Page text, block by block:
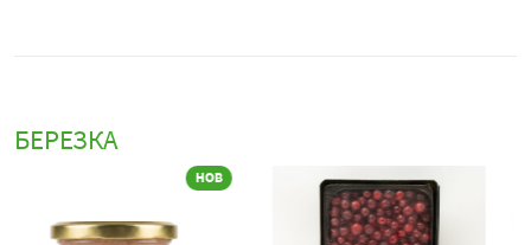
Към зърнения спирт се добавя кристално чиста
изворна вода, която допринася за баланса и
гладкостта на напитката. В някои интерпретации на
рецептата присъства и фин малцов екстракт, който
БЕРЕЗКА